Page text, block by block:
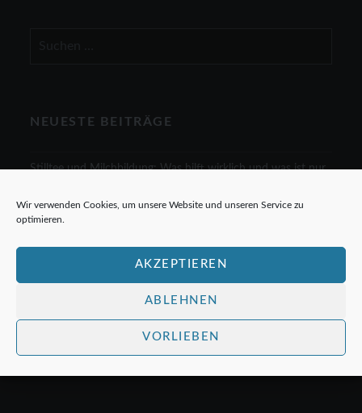
Wir verwenden Cookies, um unsere Website und unseren Service zu
optimieren.
AKZEPTIEREN
ABLEHNEN
VORLIEBEN
NEUESTE BEITRÄGE
Stilltee und Milchbildung: Was hilft wirklich und was ist nur
Kräutertee – Aromatische Vielfalt für Ihren Genuss
Beliebte Grünteesorten und ihre Besonderheiten
Grüner Tee: Eine Wissenschaft des Geschmacks und der
Gesundheit